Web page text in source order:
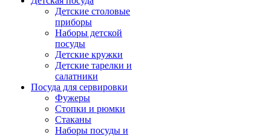
Детские столовые
приборы
Наборы детской
посуды
Детские кружки
Детские тарелки и
салатники
Посуда для сервировки
Фужеры
Стопки и рюмки
Стаканы
Наборы посуды и